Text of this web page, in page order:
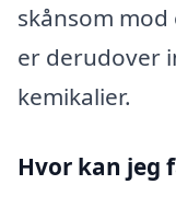
skånsom
er derudover
kemikalier.
Hvor kan jeg